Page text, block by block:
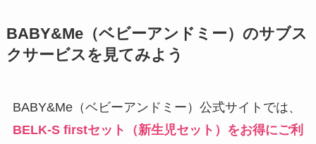
BABY&Me（ベビーアンドミー）のサブス
クサービスを見てみよう
BABY&Me（ベビーアンドミー）公式サイトでは、
BELK-S firstセット（新生児セット）
をお得にご利